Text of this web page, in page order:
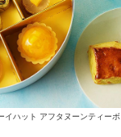
イハット アフタヌーンティー